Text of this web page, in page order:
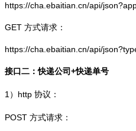
https://cha.ebaitian.cn/api/
GET 方式请求：
https://cha.ebaitian.cn/api/
接口二：快递公司+快递单号
1） http 协议：
POST 方式请求：